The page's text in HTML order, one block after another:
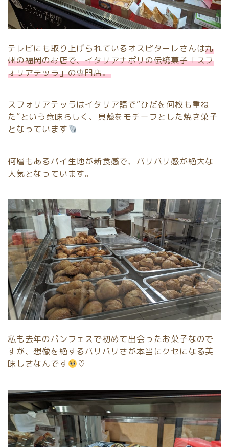
テレビにも取り上げられているオスピターレさんは九
州の福岡のお店で、イタリアナポリの伝統菓子「スフ
ォリアテッラ」の専門店。
スフォリアテッラはイタリア語で”ひだを何枚も重ね
た”という意味らしく、貝殻をモチーフとした焼き菓子
となっています
何層もあるパイ生地が新食感で、バリバリ感が絶大な
人気となっています。
私も去年のパンフェスで初めて出会ったお菓子なので
すが、想像を絶するバリバリさが本当にクセになる美
味しさなんです
♡